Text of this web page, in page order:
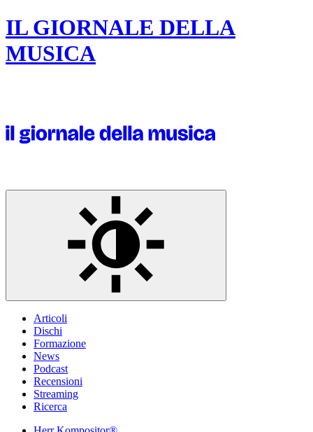
IL GIORNALE DELLA
MUSICA
Articoli
Dischi
Formazione
News
Podcast
Recensioni
Streaming
Ricerca